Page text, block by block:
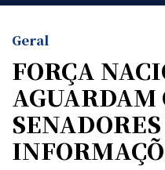
Geral
FORÇA
AGUARDAM